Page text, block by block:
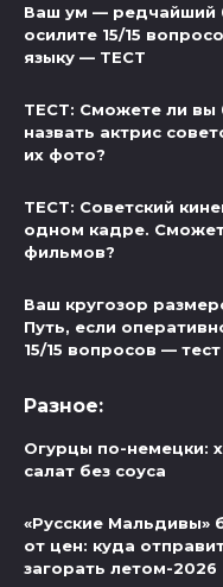
Ваш ум — редчайший
осилите 15/15
языку — ТЕСТ
ТЕСТ: Сможете ли вы
назвать актрис
их фото?
ТЕСТ: Советский
одном кадре.
фильмов?
Ваш кругозор
Путь, если
15/15 вопросов — тест
Разное:
Огурцы по-немецки:
салат без соуса
«Русские Мальдивы»
от цен: куда
загорать летом-2026